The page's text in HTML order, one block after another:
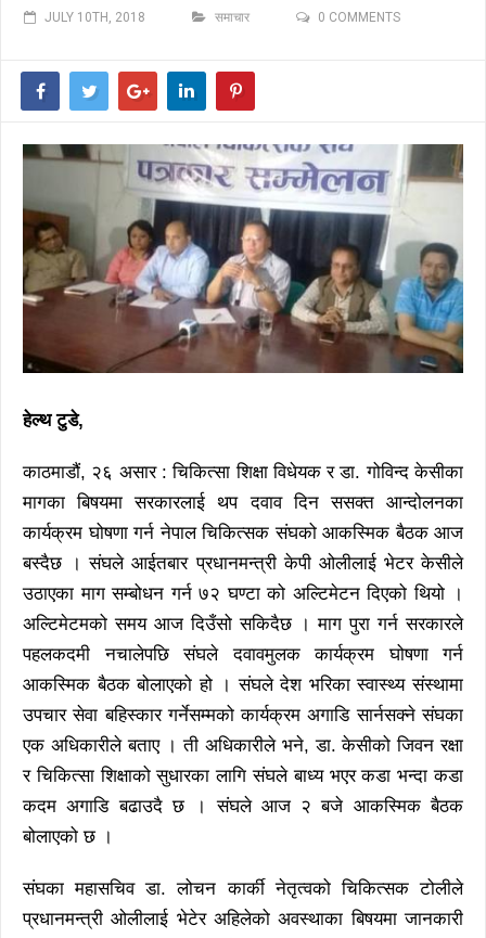
JULY 10TH, 2018 समाचार 0 COMMENTS
हेल्थ टुडे,
काठमाडौं, २६ असार : चिकित्सा शिक्षा विधेयक र डा. गोविन्द केसीका
मागका बिषयमा सरकारलाई थप दवाव दिन ससक्त आन्दोलनका
कार्यक्रम घोषणा गर्न नेपाल चिकित्सक संघको आकस्मिक बैठक आज
बस्दैछ । संघले आईतबार प्रधानमन्त्री केपी ओलीलाई भेटर केसीले
उठाएका माग सम्बोधन गर्न ७२ घण्टा को अल्टिमेटन दिएको थियो ।
अल्टिमेटमको समय आज दिउँसो सकिदैछ । माग पुरा गर्न सरकारले
पहलकदमी नचालेपछि संघले दवावमुलक कार्यक्रम घोषणा गर्न
आकस्मिक बैठक बोलाएको हो । संघले देश भरिका स्वास्थ्य संस्थामा
उपचार सेवा बहिस्कार गर्नेसम्मको कार्यक्रम अगाडि सार्नसक्ने संघका
एक अधिकारीले बताए । ती अधिकारीले भने, डा. केसीको जिवन रक्षा
र चिकित्सा शिक्षाको सुधारका लागि संघले बाध्य भएर कडा भन्दा कडा
कदम अगाडि बढाउदै छ । संघले आज २ बजे आकस्मिक बैठक
बोलाएको छ ।
संघका महासचिव डा. लोचन कार्की नेतृत्वको चिकित्सक टोलीले
प्रधानमन्त्री ओलीलाई भेटेर अहिलेको अवस्थाका बिषयमा जानकारी